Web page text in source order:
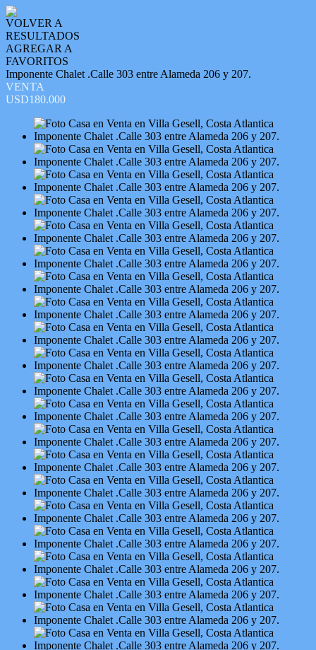
VOLVER A
RESULTADOS
AGREGAR A
FAVORITOS
Imponente Chalet .Calle 303 entre Alameda 206 y 207.
VENTA
USD180.000